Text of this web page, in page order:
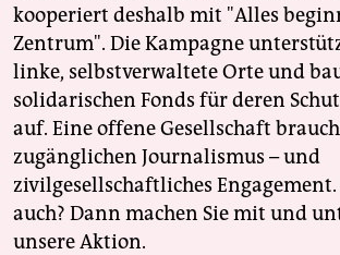
kooperiert deshalb mit "Alles
Zentrum". Die Kampagne
linke, selbstverwaltete Orte und
solidarischen Fonds für deren
auf. Eine offene Gesellschaft
zugänglichen Journalismus – und
zivilgesellschaftliches Engagement.
auch? Dann machen Sie mit und
unsere Aktion.